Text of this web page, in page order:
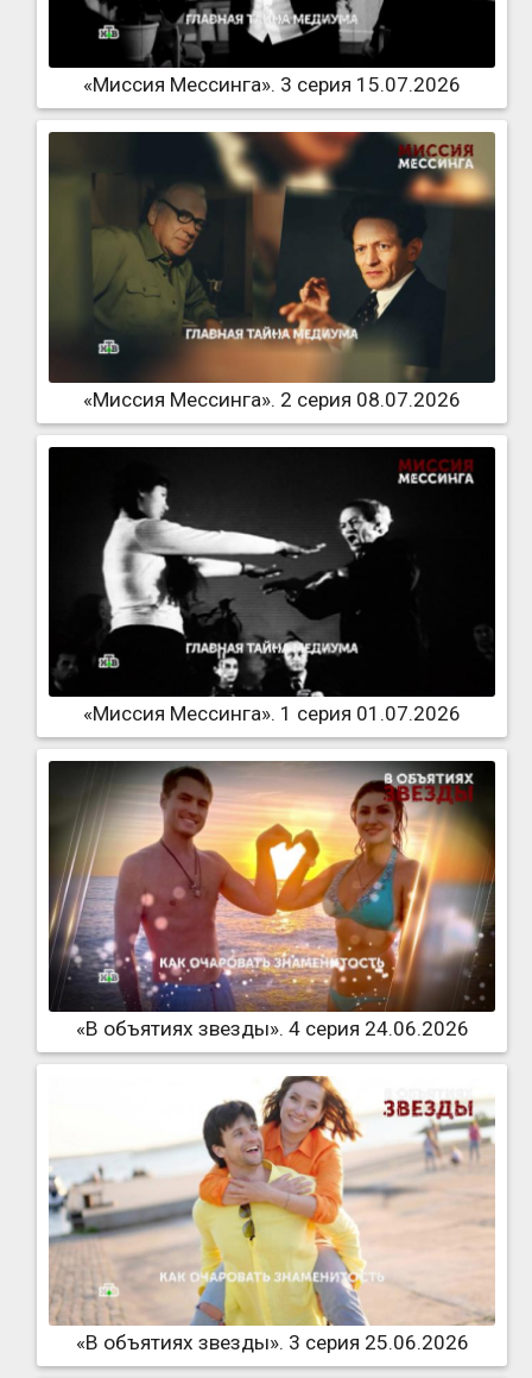
«Миссия Мессинга». 3 серия 15.07.2026
«Миссия Мессинга». 2 серия 08.07.2026
«Миссия Мессинга». 1 серия 01.07.2026
«В объятиях звезды». 4 серия 24.06.2026
«В объятиях звезды». 3 серия 25.06.2026